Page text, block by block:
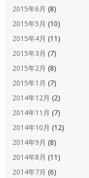
2015年6月 (8)
2015年5月 (10)
2015年4月 (11)
2015年3月 (7)
2015年2月 (8)
2015年1月 (7)
2014年12月 (2)
2014年11月 (7)
2014年10月 (12)
2014年9月 (8)
2014年8月 (11)
2014年7月 (6)